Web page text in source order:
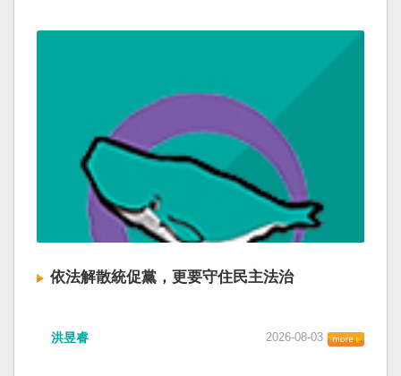
依法解散統促黨，更要守住民主法治
洪昱睿 2026-08-03